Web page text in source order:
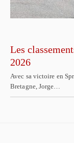
Les
2026
Avec sa victoire en
Bretagne, Jorge…